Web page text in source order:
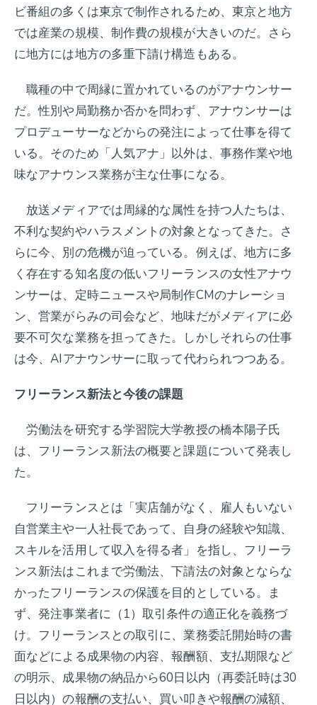
ビ番組の多くは東京で制作されるため、東京と地方
では産業の規模、制作費の規模が大きいのだ。さら
に地方には地方の多重下請け構造もある。
職種の中で周縁に置かれているのがアナウンサー
だ。性別や局勤務か否かを問わず、アナウンサーは
プロデューサーなどからの発注によって仕事を得て
いる。そのため「人気アナ」以外は、事務作業や地
味なアナウンス業務が主な仕事になる。
放送メディアでは周縁的な属性を持つ人たちは、
不利な契約やハラスメントの対象となってきた。さ
らに今、別の危機が迫っている。例えば、地方に多
く存在する知名度の低いフリーランスの女性アナウ
ンサーは、定時ニュースや局制作CMのナレーショ
ン、営業がらみの司会など、地味だがメディアに必
要不可欠な業務を担ってきた。しかしそれらの仕事
は今、AIアナウンサーに取って代わられつつある。
フリーランス新法と今後の課題
労働法を研究する学習院大学教授の橋本陽子氏
は、フリーランス新法の概要と課題について発表し
た。
フリーランスとは「実店舗がなく、雇人もいない
自営業主や一人社長であって、自身の経験や知識、
スキルを活用して収入を得る者」を指し、フリーラ
ンス新法はこれまで労働法、下請法の対象とならな
かったフリーランスの保護を目的としている。ま
ず、発注事業者に（1）取引条件の適正化を義務づ
け。フリーランスとの取引に、業務委託開始時の書
面などによる成果物の内容、報酬額、支払期限など
の明示、成果物の納品から60日以内（再委託時は30
日以内）の報酬の支払い、買い叩きや報酬の減額、